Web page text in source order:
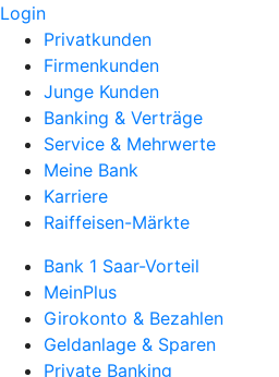
Login
Privatkunden
Firmenkunden
Junge Kunden
Banking & Verträge
Service & Mehrwerte
Meine Bank
Karriere
Raiffeisen-Märkte
Bank 1 Saar-Vorteil
MeinPlus
Girokonto & Bezahlen
Geldanlage & Sparen
Private Banking